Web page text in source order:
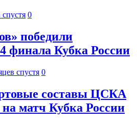
спустя 0
победили
финала Кубка России
спустя 0
составы ЦСКА
матч Кубка России